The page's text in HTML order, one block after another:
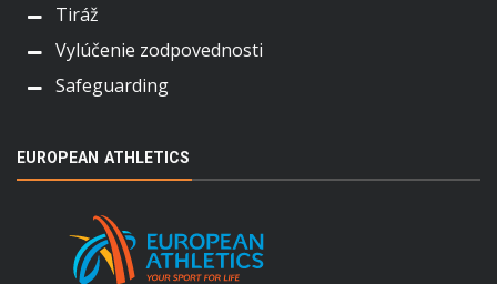
Tiráž
Vylúčenie zodpovednosti
Safeguarding
EUROPEAN ATHLETICS